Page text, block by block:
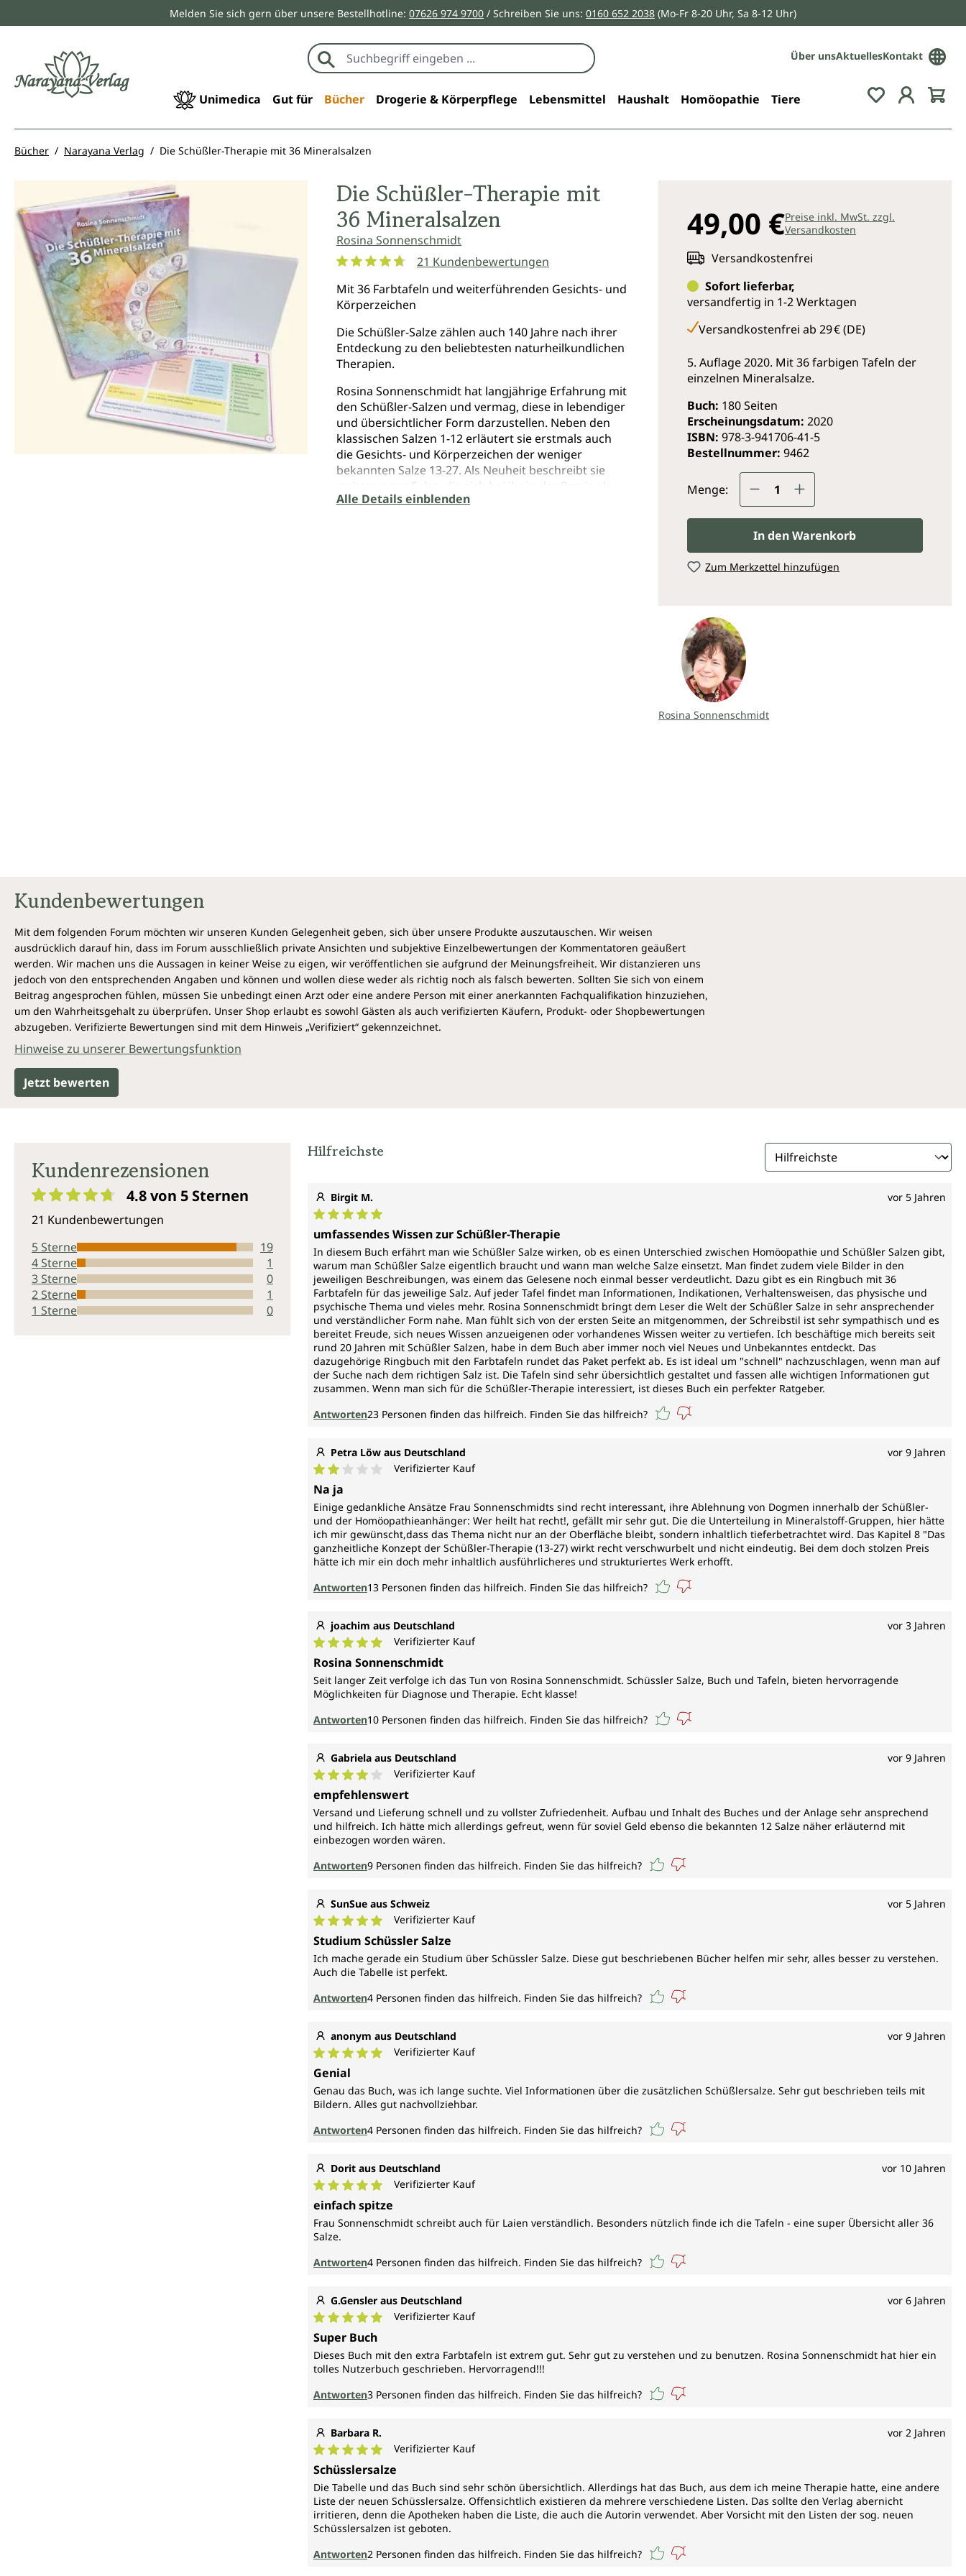
Zur Hauptnavigation springenMelden Sie sich gern über unsere Bestellhotline: 07626 974 9700 / Schreiben Sie uns: 0160 652 2038 (Mo-Fr 8-20 Uhr, Sa 8-12 Uhr)
Über unsAktuellesKontakt
Unimedica Gut für Bücher Drogerie & Körperpflege Lebensmittel Haushalt Homöopathie Tiere Du hast 0
Bücher Narayana Verlag Die Schüßler-Therapie mit 36 Mineralsalzen
Bildergalerie überspringen
Die Schüßler-Therapie mit
36 Mineralsalzen
Rosina Sonnenschmidt
21 Kundenbewertungen
Mit 36 Farbtafeln und weiterführenden Gesichts- und
Körperzeichen
Die Schüßler-Salze zählen auch 140 Jahre nach ihrer
Entdeckung zu den beliebtesten naturheilkundlichen
Therapien.
Rosina Sonnenschmidt hat langjährige Erfahrung mit
den Schüßler-Salzen und vermag, diese in lebendiger
und übersichtlicher Form darzustellen. Neben den
klassischen Salzen 1-12 erläutert sie erstmals auch
die Gesichts- und Körperzeichen der weniger
bekannten Salze 13-27. Als Neuheit beschreibt sie
weitere neun Salze, die sich bei ihr in der Praxis als
sehr nützlich erwiesen haben und für die heutige Zeit
„Angesichts der Fülle von Büchern über Schüßler-
Mineralstoffe fragen Sie sich zu Recht: Schon wieder
eins? Das Thema scheint doch in jede Richtung
ausgewalzt zu sein!
Nachdem ich alte und neue Publikationen über die
Schüßler-Salze gelesen habe, fielen mir ein paar
Defizite auf. Das größte Defizit sehe ich darin, dass
Bedürfnisse von Mineralstoffen, Vitaminpräparaten
"Es ist gut, mal über die 12 üblichen Salze hinauszugehen
und auch die miasmatische Entwicklung zu
berücksichtigen. Tolle neue Erkenntnisse durch das Buch-
einfach Klasse- habe 3 Tage nur noch gelesen und
studiert!"
Sigrid Kurz
Folgende 9 Salze wurden ergänzt:
1. Aluminium sulfuricum, Alumin-s
2. Bismuthum metallicum, Bism
3. Chromium-kali-sulfuratum, Chr-k-sula
4. Cobaltum metallicum, Cob
5. Germanium metallicum, Germ-met
6. Molybdenium metallicum, Moly-met
7. Niccolum metallicum, Nicc-met
9. Zincum sulphuricum, Zinc-s
Alle Details einblenden
49,00 €Preise inkl. MwSt. zzgl.
Versandkosten
Versandkostenfrei
Sofort lieferbar,
versandfertig in 1-2 Werktagen
Versandkostenfrei ab 29 € (DE)
5. Auflage 2020. Mit 36 farbigen Tafeln der
einzelnen Mineralsalze.
Buch: 180 Seiten
Erscheinungsdatum: 2020
ISBN: 978-3-941706-41-5
Bestellnummer: 9462
Menge: Produkt Anzahl: Gib den
In den Warenkorb
Zum Merkzettel hinzufügen
Rosina Sonnenschmidt
Kundenbewertungen
Mit dem folgenden Forum möchten wir unseren Kunden Gelegenheit geben, sich über unsere Produkte auszutauschen. Wir weisen
ausdrücklich darauf hin, dass im Forum ausschließlich private Ansichten und subjektive Einzelbewertungen der Kommentatoren geäußert
werden. Wir machen uns die Aussagen in keiner Weise zu eigen, wir veröffentlichen sie aufgrund der Meinungsfreiheit. Wir distanzieren uns
jedoch von den entsprechenden Angaben und können und wollen diese weder als richtig noch als falsch bewerten. Sollten Sie sich von einem
Beitrag angesprochen fühlen, müssen Sie unbedingt einen Arzt oder eine andere Person mit einer anerkannten Fachqualifikation hinzuziehen,
um den Wahrheitsgehalt zu überprüfen. Unser Shop erlaubt es sowohl Gästen als auch verifizierten Käufern, Produkt- oder Shopbewertungen
abzugeben. Verifizierte Bewertungen sind mit dem Hinweis „Verifiziert“ gekennzeichnet.
Hinweise zu unserer Bewertungsfunktion
Jetzt bewerten
Kundenrezensionen
4.8 von 5 Sternen
21 Kundenbewertungen
5 Sterne
19
4 Sterne
1
3 Sterne
0
2 Sterne
1
1 Sterne
0
Hilfreichste
Birgit M. vor 5 Jahren
Durchschnittliche Bewertung von 5 von 5 Sternen
umfassendes Wissen zur Schüßler-Therapie
In diesem Buch erfährt man wie Schüßler Salze wirken, ob es einen Unterschied zwischen Homöopathie und Schüßler Salzen gibt,
warum man Schüßler Salze eigentlich braucht und wann man welche Salze einsetzt. Man findet zudem viele Bilder in den
jeweiligen Beschreibungen, was einem das Gelesene noch einmal besser verdeutlicht. Dazu gibt es ein Ringbuch mit 36
Farbtafeln für das jeweilige Salz. Auf jeder Tafel findet man Informationen, Indikationen, Verhaltensweisen, das physische und
psychische Thema und vieles mehr. Rosina Sonnenschmidt bringt dem Leser die Welt der Schüßler Salze in sehr ansprechender
und verständlicher Form nahe. Man fühlt sich von der ersten Seite an mitgenommen, der Schreibstil ist sehr sympathisch und es
bereitet Freude, sich neues Wissen anzueigenen oder vorhandenes Wissen weiter zu vertiefen. Ich beschäftige mich bereits seit
rund 20 Jahren mit Schüßler Salzen, habe in dem Buch aber immer noch viel Neues und Unbekanntes entdeckt. Das
dazugehörige Ringbuch mit den Farbtafeln rundet das Paket perfekt ab. Es ist ideal um "schnell" nachzuschlagen, wenn man auf
der Suche nach dem richtigen Salz ist. Die Tafeln sind sehr übersichtlich gestaltet und fassen alle wichtigen Informationen gut
zusammen. Wenn man sich für die Schüßler-Therapie interessiert, ist dieses Buch ein perfekter Ratgeber.
Antworten23 Personen finden das hilfreich. Finden Sie das hilfreich?
Petra Löw aus Deutschland vor 9 Jahren
Durchschnittliche Bewertung von 2 von 5 Sternen
Verifizierter Kauf
Na ja
Einige gedankliche Ansätze Frau Sonnenschmidts sind recht interessant, ihre Ablehnung von Dogmen innerhalb der Schüßler-
und der Homöopathieanhänger: Wer heilt hat recht!, gefällt mir sehr gut. Die die Unterteilung in Mineralstoff-Gruppen, hier hätte
ich mir gewünscht,dass das Thema nicht nur an der Oberfläche bleibt, sondern inhaltlich tieferbetrachtet wird. Das Kapitel 8 "Das
ganzheitliche Konzept der Schüßler-Therapie (13-27) wirkt recht verschwurbelt und nicht eindeutig. Bei dem doch stolzen Preis
hätte ich mir ein doch mehr inhaltlich ausführlicheres und strukturiertes Werk erhofft.
Antworten13 Personen finden das hilfreich. Finden Sie das hilfreich?
joachim aus Deutschland vor 3 Jahren
Durchschnittliche Bewertung von 5 von 5 Sternen
Verifizierter Kauf
Rosina Sonnenschmidt
Seit langer Zeit verfolge ich das Tun von Rosina Sonnenschmidt. Schüssler Salze, Buch und Tafeln, bieten hervorragende
Möglichkeiten für Diagnose und Therapie. Echt klasse!
Antworten10 Personen finden das hilfreich. Finden Sie das hilfreich?
Gabriela aus Deutschland vor 9 Jahren
Durchschnittliche Bewertung von 4 von 5 Sternen
Verifizierter Kauf
empfehlenswert
Versand und Lieferung schnell und zu vollster Zufriedenheit. Aufbau und Inhalt des Buches und der Anlage sehr ansprechend
und hilfreich. Ich hätte mich allerdings gefreut, wenn für soviel Geld ebenso die bekannten 12 Salze näher erläuternd mit
einbezogen worden wären.
Antworten9 Personen finden das hilfreich. Finden Sie das hilfreich?
SunSue aus Schweiz vor 5 Jahren
Durchschnittliche Bewertung von 5 von 5 Sternen
Verifizierter Kauf
Studium Schüssler Salze
Ich mache gerade ein Studium über Schüssler Salze. Diese gut beschriebenen Bücher helfen mir sehr, alles besser zu verstehen.
Auch die Tabelle ist perfekt.
Antworten4 Personen finden das hilfreich. Finden Sie das hilfreich?
anonym aus Deutschland vor 9 Jahren
Durchschnittliche Bewertung von 5 von 5 Sternen
Verifizierter Kauf
Genial
Genau das Buch, was ich lange suchte. Viel Informationen über die zusätzlichen Schüßlersalze. Sehr gut beschrieben teils mit
Bildern. Alles gut nachvollziehbar.
Antworten4 Personen finden das hilfreich. Finden Sie das hilfreich?
Dorit aus Deutschland vor 10 Jahren
Durchschnittliche Bewertung von 5 von 5 Sternen
Verifizierter Kauf
einfach spitze
Frau Sonnenschmidt schreibt auch für Laien verständlich. Besonders nützlich finde ich die Tafeln - eine super Übersicht aller 36
Salze.
Antworten4 Personen finden das hilfreich. Finden Sie das hilfreich?
G.Gensler aus Deutschland vor 6 Jahren
Durchschnittliche Bewertung von 5 von 5 Sternen
Verifizierter Kauf
Super Buch
Dieses Buch mit den extra Farbtafeln ist extrem gut. Sehr gut zu verstehen und zu benutzen. Rosina Sonnenschmidt hat hier ein
tolles Nutzerbuch geschrieben. Hervorragend!!!
Antworten3 Personen finden das hilfreich. Finden Sie das hilfreich?
Barbara R. vor 2 Jahren
Durchschnittliche Bewertung von 5 von 5 Sternen
Verifizierter Kauf
Schüsslersalze
Die Tabelle und das Buch sind sehr schön übersichtlich. Allerdings hat das Buch, aus dem ich meine Therapie hatte, eine andere
Liste der neuen Schüsslersalze. Offensichtlich existieren da mehrere verschiedene Listen. Das sollte den Verlag abernicht
irritieren, denn die Apotheken haben die Liste, die auch die Autorin verwendet. Aber Vorsicht mit den Listen der sog. neuen
Schüsslersalzen ist geboten.
Antworten2 Personen finden das hilfreich. Finden Sie das hilfreich?